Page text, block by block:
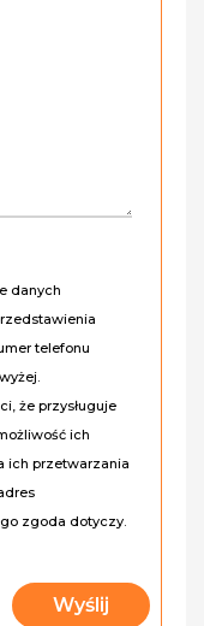
danych
telefonu
że przysługuje
ich
ich przetwarzania
zgoda dotyczy.